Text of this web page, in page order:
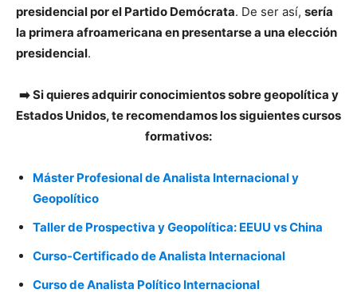
presidencial por el Partido Demócrata. De ser así, sería
la primera afroamericana en presentarse a una elección
presidencial.
➡️ Si quieres adquirir conocimientos sobre geopolítica y
Estados Unidos, te recomendamos los siguientes cursos
formativos:
Máster Profesional de Analista Internacional y
Geopolítico
Taller de Prospectiva y Geopolítica: EEUU vs China
Curso-Certificado de Analista Internacional
Curso de Analista Político Internacional